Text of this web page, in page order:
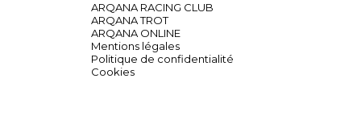
ARQANA RACING CLUB
ARQANA TROT
ARQANA ONLINE
Mentions légales
Politique de confidentialité
Cookies